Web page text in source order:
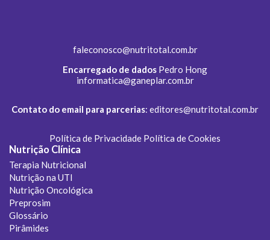
faleconosco@nutritotal.com.br
Encarregado de dados Pedro Hong
informatica@ganeplar.com.br
Contato do email para parcerias: editores@nutritotal.com.br
Política de Privacidade Política de Cookies
Nutrição Clínica
Terapia Nutricional
Nutrição na UTI
Nutrição Oncológica
Preprosim
Glossário
Pirâmides